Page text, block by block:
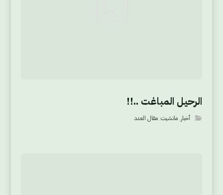
الرحيل المباغت ..!!
أخبار,مانشيت,مقال العدد